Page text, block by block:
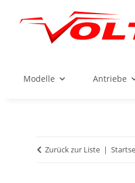
Modelle Antriebe
Zurück zur Liste